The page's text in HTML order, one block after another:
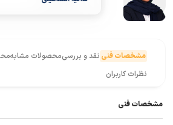
مشخصات فنی نقد و بررسیمحصولات مشابه
نظرات کاربران
مشخصات فنی